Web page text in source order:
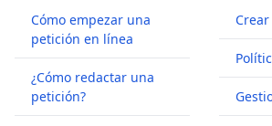
Cómo empezar una
petición en línea
¿Cómo redactar una
petición?